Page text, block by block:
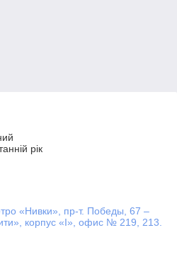
рік
«Нивки», пр-т. Победы, 67 –
корпус «I», офис № 219, 213.